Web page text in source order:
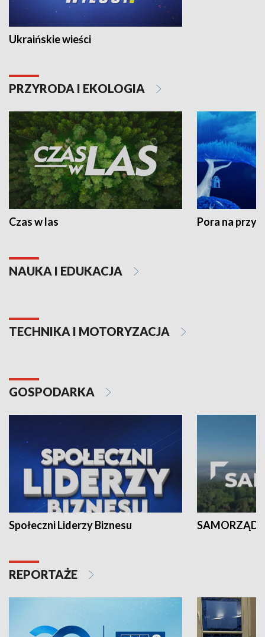
Ukraińskie wieści
PRZYRODA I EKOLOGIA
Czas w las Pora na
NAUKA I EDUKACJA
TECHNIKA I MOTORYZACJA
GOSPODARKA
Społeczni Liderzy Biznesu SAMORZĄD
REPORTAŻE